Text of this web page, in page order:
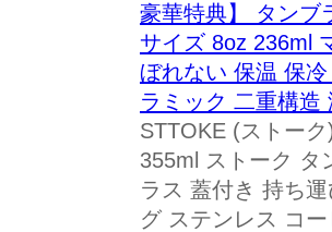
豪華特典】 タンブ
サイズ 8oz 236ml
ぼれない 保温 保
ラミック 二重構造
STTOKE (ストー
355ml ストーク タ
ラス 蓋付き 持ち
グ ステンレス コ